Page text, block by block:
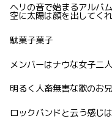
ヘリの音で始まるアルバ
空に太陽は顔を出してく
駄菓子菓子
メンバーはナウな女子二
明るく人畜無害な歌のお
ロックバンドと云う感じ